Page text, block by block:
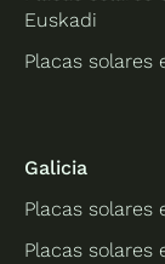
Euskadi
Placas solares
Galicia
Placas solares
Placas solares